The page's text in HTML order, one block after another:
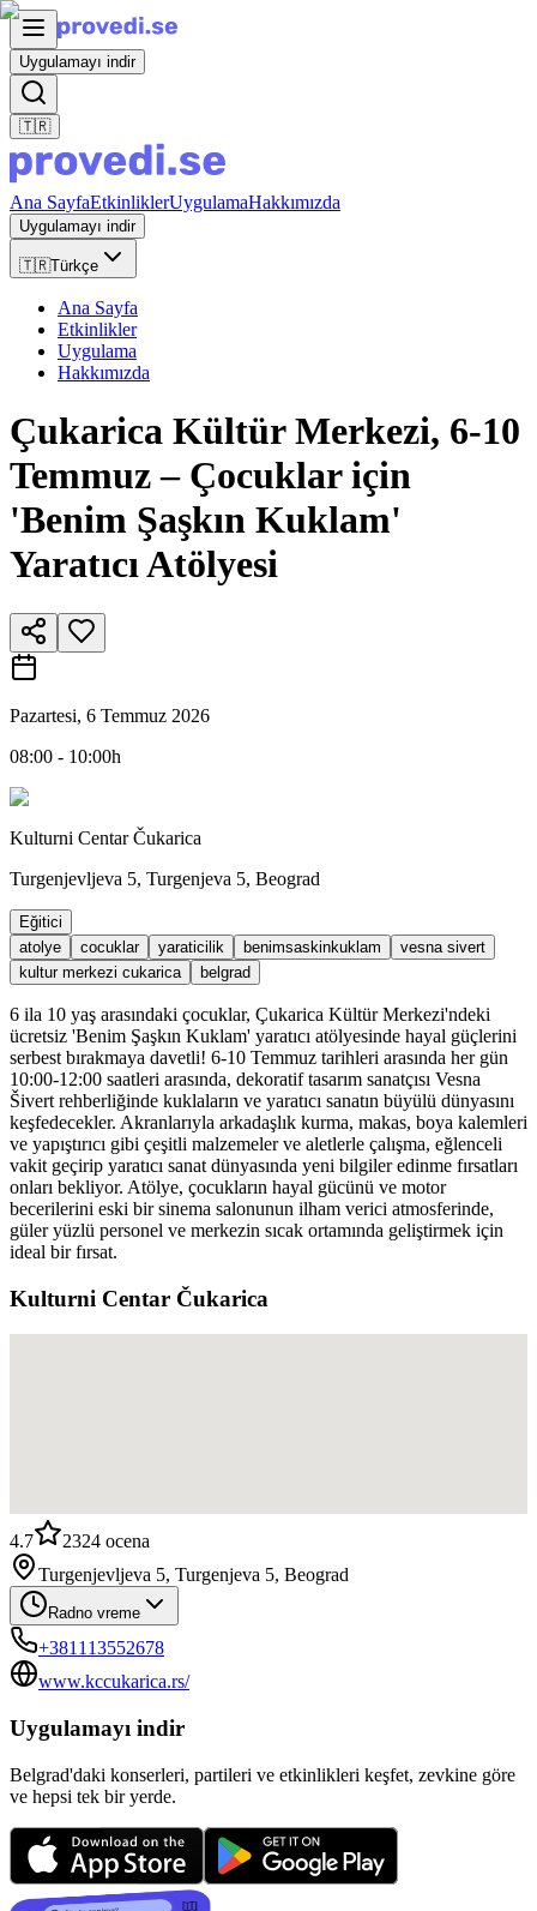
Uygulamayı indir
🇹🇷
Ana SayfaEtkinliklerUygulamaHakkımızda
Uygulamayı indir
🇹🇷Türkçe
Ana Sayfa
Etkinlikler
Uygulama
Hakkımızda
Çukarica Kültür Merkezi, 6-10
Temmuz – Çocuklar için
'Benim Şaşkın Kuklam'
Yaratıcı Atölyesi
Pazartesi, 6 Temmuz 2026
08:00 - 10:00h
Kulturni Centar Čukarica
Turgenjevljeva 5, Turgenjeva 5, Beograd
Eğitici
atolye
cocuklar yaraticilik benimsaskinkuklam
vesna sivert
kultur merkezi cukarica
belgrad
6 ila 10 yaş arasındaki çocuklar, Çukarica Kültür Merkezi'ndeki
ücretsiz 'Benim Şaşkın Kuklam' yaratıcı atölyesinde hayal güçlerini
serbest bırakmaya davetli! 6-10 Temmuz tarihleri arasında her gün
10:00-12:00 saatleri arasında, dekoratif tasarım sanatçısı Vesna
Šivert rehberliğinde kuklaların ve yaratıcı sanatın büyülü dünyasını
keşfedecekler. Akranlarıyla arkadaşlık kurma, makas, boya kalemleri
ve yapıştırıcı gibi çeşitli malzemeler ve aletlerle çalışma, eğlenceli
vakit geçirip yaratıcı sanat dünyasında yeni bilgiler edinme fırsatları
onları bekliyor. Atölye, çocukların hayal gücünü ve motor
becerilerini eski bir sinema salonunun ilham verici atmosferinde,
güler yüzlü personel ve merkezin sıcak ortamında geliştirmek için
ideal bir fırsat.
Kulturni Centar Čukarica
4.7 2324 ocena
Turgenjevljeva 5, Turgenjeva 5, Beograd
Radno vreme
+381113552678
www.kccukarica.rs/
Uygulamayı indir
Belgrad'daki konserleri, partileri ve etkinlikleri keşfet, zevkine göre
ve hepsi tek bir yerde.